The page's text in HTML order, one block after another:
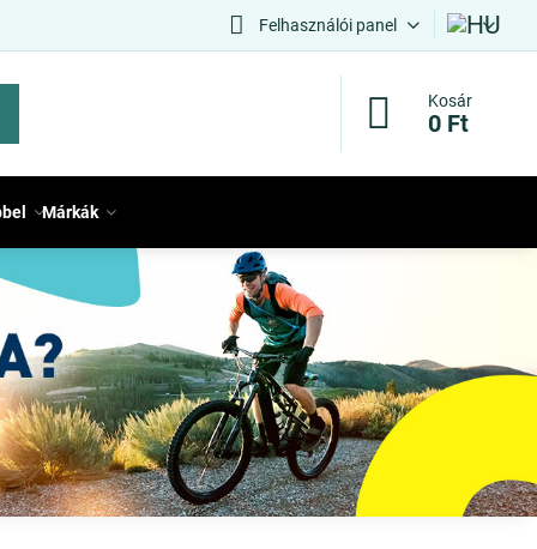
Felhasználói panel
Kosár
0 Ft
Márkák